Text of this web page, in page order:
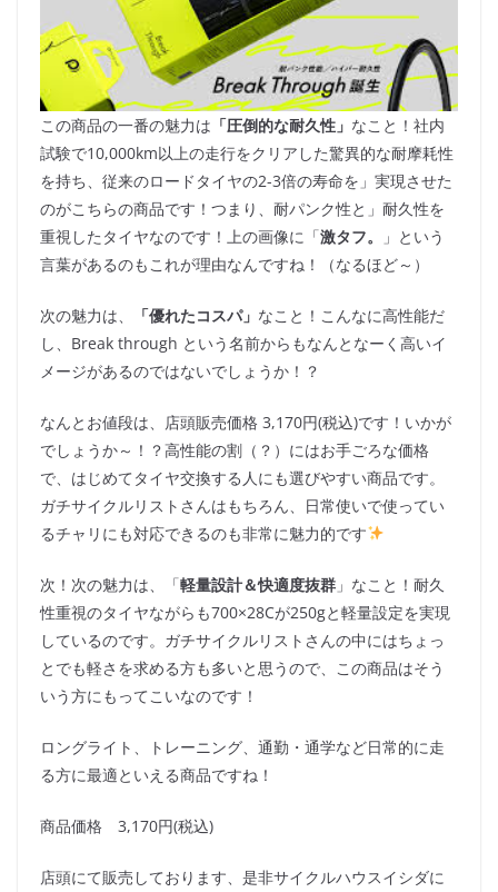
この商品の一番の魅力は 「圧倒的な耐久性」 なこと！社内
試験で10,000km以上の走行をクリアした驚異的な耐摩耗性
を持ち、従来のロードタイヤの2-3倍の寿命を」実現させた
のがこちらの商品です！つまり、耐パンク性と」耐久性を
重視したタイヤなのです！上の画像に「激タフ。
」という
言葉があるのもこれが理由なんですね！（なるほど～）
次の魅力は、 「優れたコスパ」 なこと！こんなに高性能だ
し、Break through という名前からもなんとなーく高いイ
メージがあるのではないでしょうか！？
なんとお値段は、店頭販売価格 3,170円(税込)です！いかが
でしょうか～！？高性能の割（？）にはお手ごろな価格
で、はじめてタイヤ交換する人にも選びやすい商品です。
ガチサイクルリストさんはもちろん、日常使いで使ってい
るチャリにも対応できるのも非常に魅力的です
次！次の魅力は、「軽量設計＆快適度抜群 」なこと！耐久
性重視のタイヤながらも700×28Cが250gと軽量設定を実現
しているのです。ガチサイクルリストさんの中にはちょっ
とでも軽さを求める方も多いと思うので、この商品はそう
いう方にもってこいなのです！
ロングライト、トレーニング、通勤・通学など日常的に走
る方に最適といえる商品ですね！
商品価格 3,170円(税込)
店頭にて販売しております、是非サイクルハウスイシダに